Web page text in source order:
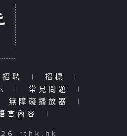
招聘 | 招標
|
| 常見問題
|
無障礙播放器
|
言內容
|
rthk.hk